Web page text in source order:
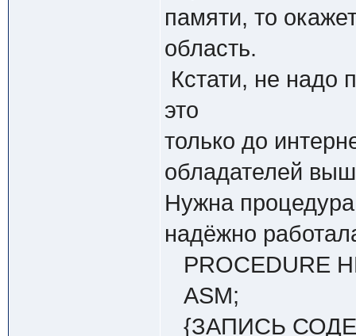
памяти, то
область.
Кстати, не надо
это
только до
обладателей
Нужна
надёжно
PROCEDURE
ASM;
{ЗАПИСЬ